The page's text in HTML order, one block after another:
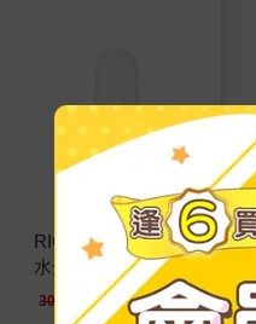
RICOH TH－3 防滴
水盒（公司貨）
3060 特價 2900 元